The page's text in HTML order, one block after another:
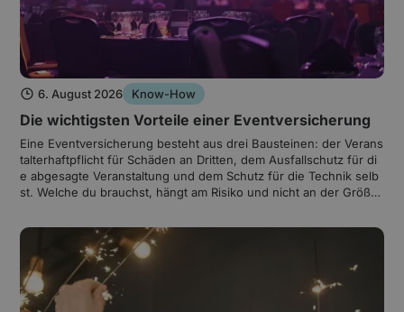
6. August 2026 Know-How
Die wichtigsten Vorteile einer Eventversicherung
Eine Eventversicherung besteht aus drei Bausteinen: der Verans
talterhaftpflicht für Schäden an Dritten, dem Ausfallschutz für di
e abgesagte Veranstaltung und dem Schutz für die Technik selb
st. Welche du brauchst, hängt am Risiko und nicht an der Größe
Fälle, in denen sich der Abschluss rechnet.